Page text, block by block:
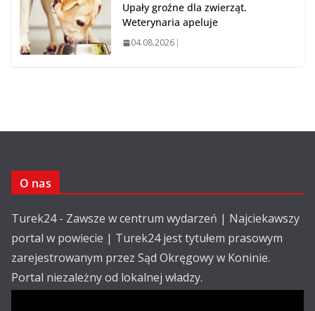
Upały groźne dla zwierząt.
Weterynaria apeluje
04.08.2026
O nas
Turek24 - Zawsze w centrum wydarzeń | Najciekawszy
portal w powiecie | Turek24 jest tytułem prasowym
zarejestrowanym przez Sąd Okręgowy w Koninie.
Portal niezależny od lokalnej władzy.